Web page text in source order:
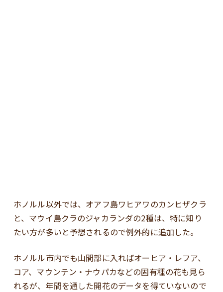
ホノルル以外では、オアフ島ワヒアワのカンヒザクラ
と、マウイ島クラのジャカランダの2種は、特に知り
たい方が多いと予想されるので例外的に追加した。
ホノルル市内でも山間部に入ればオーヒア・レフア、
コア、マウンテン・ナウパカなどの固有種の花も見ら
れるが、年間を通した開花のデータを得ていないので